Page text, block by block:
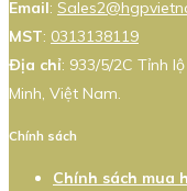
Email:
MST: 0313138119
Địa chỉ: 933/5/2C Tỉnh
Minh, Việt Nam.
Chính sách
Chính sách mua